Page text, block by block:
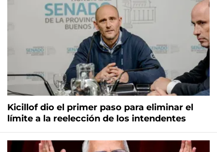
Kicillof dio el primer paso para eliminar el
límite a la reelección de los intendentes